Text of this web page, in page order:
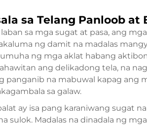
sa Telang Panloob at
sa mga sugat at pasa, ang
ng damit na madalas
ng mga aklat habang
ang delikadong tela, na
panganib na mabuwal kapag ang
sa galaw.
ay isa pang karaniwang sugat
sulok. Madalas na dinadala ng